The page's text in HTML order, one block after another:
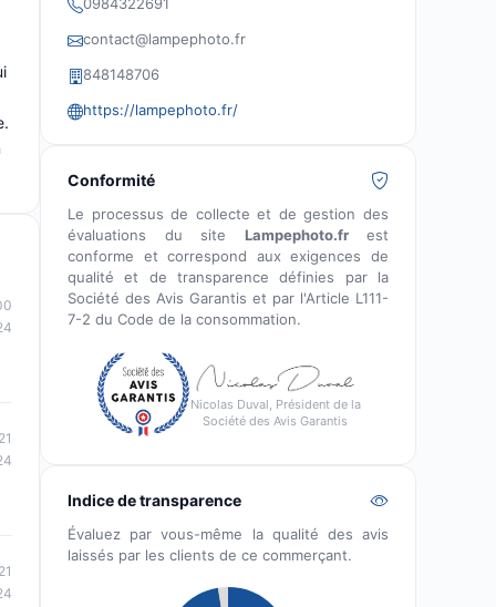
contact@lampephoto.fr
848148706
https://lampephoto.fr/
Conformité
Le processus de collecte et de gestion des
évaluations du site Lampephoto.frest
conforme et correspond aux exigences de
qualité et de transparence définies par la
Société des Avis Garantis et par l'Article L111-
7-2 du Code de la consommation.
Nicolas Duval, Président de la
Société des Avis Garantis
Indice de transparence
Évaluez par vous-même la qualité des avis
laissés par les clients de ce commerçant.